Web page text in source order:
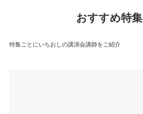
おすすめ特集
特集ごとにいちおしの講演会講師をご紹介